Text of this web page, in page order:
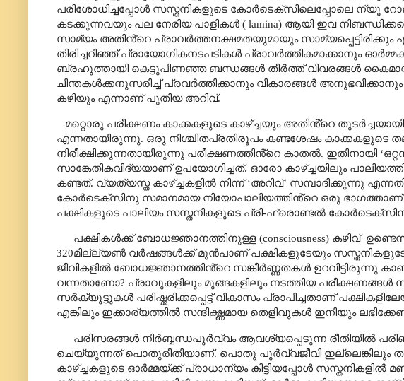
പരിശോധിച്ചപ്പോൾ സസ്തനികളുടെ കോർടെക്സിലെപ്പോലെ
കടക്കുന്നവയും പല നേരിയ പാളികൾ ( lamina) ആയി ഇവ
സാമ്യം അതിൻ്റെ പ്രാവർത്തനക്ഷമതയുമായും
തിരിച്ചറിഞ്ഞ് പ്രായോഗികനടപടികൾ പ്രാവർത്തികമാക്കാനും
ബ്രഹുത്തായി കെട്ടുപിണഞ്ഞ ബന്ധങ്ങൾ തീർത്ത് വിവരങ്ങൾ
ചിന്തകൾക്കനുസരിച്ച് പ്രവർത്തിക്കാനും വികാരങ്ങൾ
കഴിയും എന്നാണ് പുതിയ അറിവ്.
മറ്റൊരു പരീക്ഷണം കാക്കകളുടെ കാഴ്ച്ചയും അതിൻ്റെ
എന്നതായിരുന്നു. ഒരു നിശ്ചിതപ്രതിരൂപം കണ്ടശേഷം
നിരീക്ഷിക്കുന്നതായിരുന്നു പരീക്ഷണത്തിൻ്റെ കാതൽ. ഇതിനായി ‘
സാങ്കേതികവിദ്യയാണ് ഉപയോഗിച്ചത്. ഓരോ കാഴ്ച്ചയിലും
കണ്ടത്. വ്യത്യസ്ത കാഴ്ച്ചകളിൽ നിന്ന്‘അറിവ്’ സമ്പാദിക്കുന്നു
കോർടെക്സിനു സമാനമായ നിയോപാലിയത്തിൻ്റെ ഒരു ഭാഗത്താണ്
പക്ഷികളുടെ പാലിയം സസ്തനികളുടെ പ്രി-ഫ്രൊണ്ടൽ
പക്ഷികൾക്ക് ബോധജ്ഞാനത്തിനുള്ള (consciousness) കഴിവ്
320മില്ല്യൺ വർഷങ്ങൾക്ക് മുൻപാണ് പക്ഷികളുടേയും
ജീവികളിൽ ബോധജ്ഞാനത്തിൻ്റെ സങ്കീർണ്ണതകൾ ഉറവിട്ടിരുന്നു
വന്നതാണോ? പ്രാവുകളിലും മൂങ്ങകളിലും നടത്തിയ
സർക്യൂട്ടുകൾ പരിഷ്ക്കരിക്കപ്പെട്ട് വികാസം പ്രാപിച്ചതാണ്
എങ്കിലും ഇക്കാര്യത്തിൽ സന്ദിഗ്ദ്ധമായ തെളിവുകൾ ഇനിയും
പരിസരങ്ങൾ നിർബ്ബന്ധപൂർവ്വം ആവശ്യപ്പെടുന്ന രീതിയിൽ
ചെയ്യുന്നത് പൊതുരീതിയാണ്. പൊതു പൂർവ്വജീവി ഇല്ലെങ്കിലും
കാഴ്ച്ചകളുടെ ഓർമ്മയ്ക്ക് പ്രാധാന്യം കിട്ടിയപ്പോൾ